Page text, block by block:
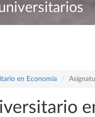
en Economía